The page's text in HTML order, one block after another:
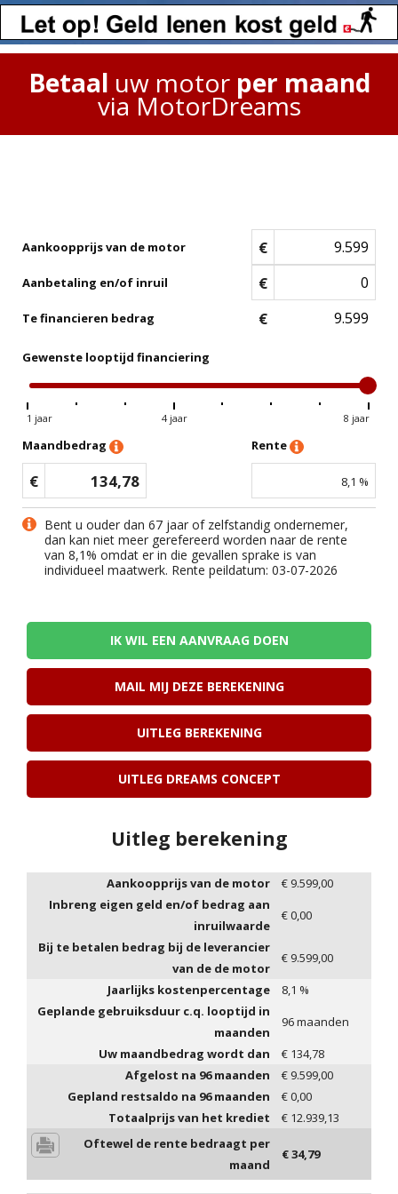
Betaal uw motor per maand
via MotorDreams
Aankoopprijs van de motor €
Aanbetaling en/of inruil €
Te financieren bedrag €
Gewenste looptijd financiering
1 jaar 4 jaar 8 jaar
Maandbedrag
€ 134,78
Rente
8,1 %
Bent u ouder dan 67 jaar of zelfstandig ondernemer,
dan kan niet meer gerefereerd worden naar de rente
van 8,1% omdat er in die gevallen sprake is van
individueel maatwerk. Rente peildatum: 03-07-2026
IK WIL EEN AANVRAAG DOEN
MAIL MIJ DEZE BEREKENING
UITLEG BEREKENING
UITLEG DREAMS CONCEPT
Uitleg berekening
Aankoopprijs van de motor € 9.599,00
Inbreng eigen geld en/of bedrag aan
inruilwaarde
€0,00
Bij te betalen bedrag bij de leverancier
van de de motor
€ 9.599,00
Jaarlijks kostenpercentage
8,1 %
Geplande gebruiksduur c.q. looptijd in
maanden
96maanden
Uw maandbedrag wordt dan
€ 134,78
Afgelost na 96maanden € 9.599,00
Gepland restsaldo na 96maanden €0,00
Totaalprijs van het krediet
€ 12.939,13
Oftewel de rente bedraagt per
maand
€34,79